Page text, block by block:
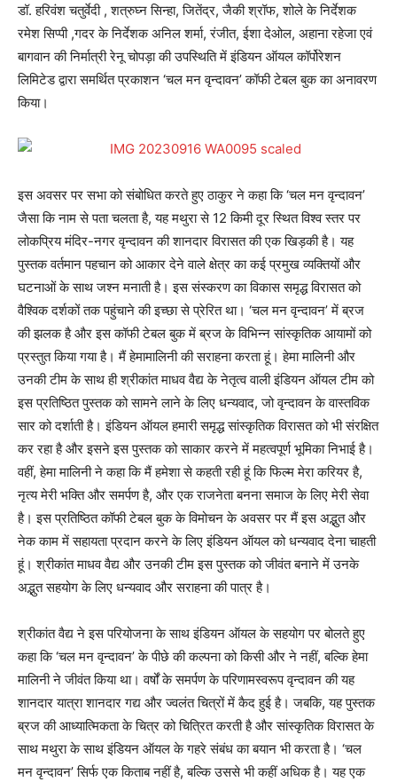
डॉ. हरिवंश चतुर्वेदी , शत्रुघ्न सिन्हा, जितेंद्र, जैकी श्रॉफ, शोले के निर्देशक
रमेश सिप्पी ,गदर के निर्देशक अनिल शर्मा, रंजीत, ईशा देओल, अहाना रहेजा एवं
बागवान की निर्मात्री रेनू चोपड़ा की उपस्थिति में इंडियन ऑयल कॉर्पोरेशन
लिमिटेड द्वारा समर्थित प्रकाशन ‘चल मन वृन्दावन’ कॉफी टेबल बुक का अनावरण
किया।
इस अवसर पर सभा को संबोधित करते हुए ठाकुर ने कहा कि ‘चल मन वृन्दावन’
जैसा कि नाम से पता चलता है, यह मथुरा से 12 किमी दूर स्थित विश्व स्तर पर
लोकप्रिय मंदिर-नगर वृन्दावन की शानदार विरासत की एक खिड़की है। यह
पुस्तक वर्तमान पहचान को आकार देने वाले क्षेत्र का कई प्रमुख व्यक्तियों और
घटनाओं के साथ जश्न मनाती है। इस संस्करण का विकास समृद्ध विरासत को
वैश्विक दर्शकों तक पहुंचाने की इच्छा से प्रेरित था। ‘चल मन वृन्दावन’ में ब्रज
की झलक है और इस कॉफी टेबल बुक में ब्रज के विभिन्न सांस्कृतिक आयामों को
प्रस्तुत किया गया है। मैं हेमामालिनी की सराहना करता हूं। हेमा मालिनी और
उनकी टीम के साथ ही श्रीकांत माधव वैद्य के नेतृत्व वाली इंडियन ऑयल टीम को
इस प्रतिष्ठित पुस्तक को सामने लाने के लिए धन्यवाद, जो वृन्दावन के वास्तविक
सार को दर्शाती है। इंडियन ऑयल हमारी समृद्ध सांस्कृतिक विरासत को भी संरक्षित
कर रहा है और इसने इस पुस्तक को साकार करने में महत्वपूर्ण भूमिका निभाई है।
वहीं, हेमा मालिनी ने कहा कि मैं हमेशा से कहती रही हूं कि फिल्म मेरा करियर है,
नृत्य मेरी भक्ति और समर्पण है, और एक राजनेता बनना समाज के लिए मेरी सेवा
है। इस प्रतिष्ठित कॉफी टेबल बुक के विमोचन के अवसर पर मैं इस अद्भुत और
नेक काम में सहायता प्रदान करने के लिए इंडियन ऑयल को धन्यवाद देना चाहती
हूं। श्रीकांत माधव वैद्य और उनकी टीम इस पुस्तक को जीवंत बनाने में उनके
अद्भुत सहयोग के लिए धन्यवाद और सराहना की पात्र है।
श्रीकांत वैद्य ने इस परियोजना के साथ इंडियन ऑयल के सहयोग पर बोलते हुए
कहा कि ‘चल मन वृन्दावन’ के पीछे की कल्पना को किसी और ने नहीं, बल्कि हेमा
मालिनी ने जीवंत किया था। वर्षों के समर्पण के परिणामस्वरूप वृन्दावन की यह
शानदार यात्रा शानदार गद्य और ज्वलंत चित्रों में कैद हुई है। जबकि, यह पुस्तक
ब्रज की आध्यात्मिकता के चित्र को चित्रित करती है और सांस्कृतिक विरासत के
साथ मथुरा के साथ इंडियन ऑयल के गहरे संबंध का बयान भी करता है। ‘चल
मन वृन्दावन’ सिर्फ एक किताब नहीं है, बल्कि उससे भी कहीं अधिक है। यह एक